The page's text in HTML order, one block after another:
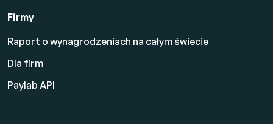
Firmy
Raport o wynagrodzeniach na całym świecie
Dla firm
Paylab API